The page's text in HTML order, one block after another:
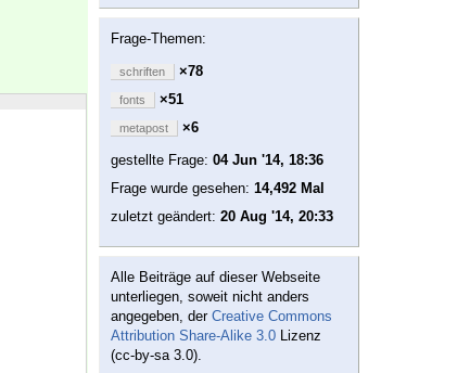
Frage-Themen:
schriften ×78
fonts ×51
metapost
×6
gestellte Frage: 04 Jun '14, 18:36
Frage wurde gesehen: 14,492 Mal
zuletzt geändert: 20 Aug '14, 20:33
Alle Beiträge auf dieser Webseite
unterliegen, soweit nicht anders
angegeben, der Creative Commons
Attribution Share-Alike 3.0 Lizenz
(cc-by-sa 3.0).